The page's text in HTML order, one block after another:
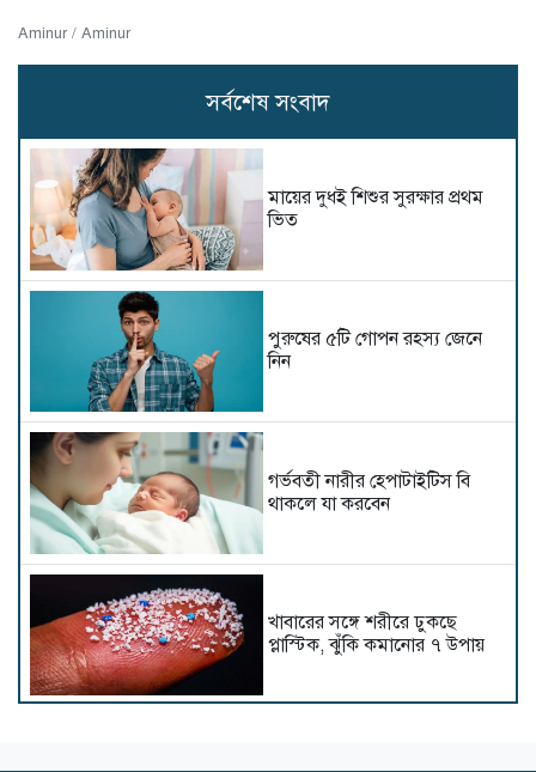
Aminur / Aminur
সর্বশেষ সংবাদ
মায়ের দুধই শিশুর সুরক্ষার প্রথম
ভিত
পুরুষের ৫টি গোপন রহস্য জেনে
নিন
গর্ভবতী নারীর হেপাটাইটিস বি
থাকলে যা করবেন
খাবারের সঙ্গে শরীরে ঢুকছে
প্লাস্টিক, ঝুঁকি কমানোর ৭ উপায়